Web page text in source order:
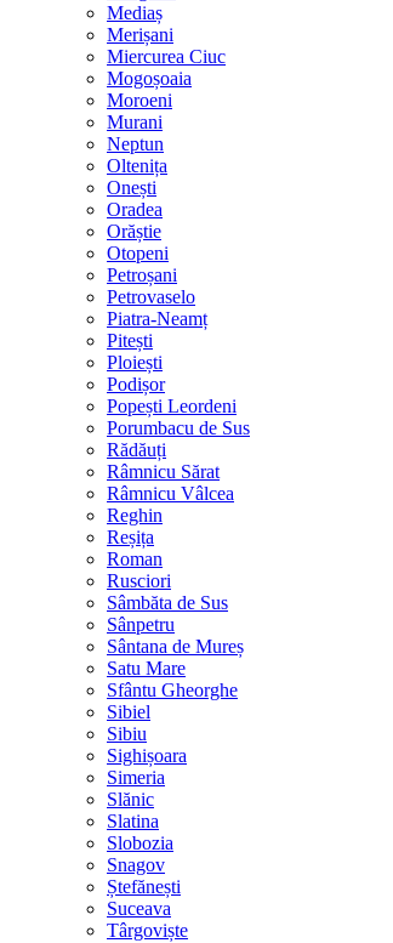
Mediaș
Merișani
Miercurea Ciuc
Mogoșoaia
Moroeni
Murani
Neptun
Oltenița
Onești
Oradea
Orăștie
Otopeni
Petroșani
Petrovaselo
Piatra-Neamț
Pitești
Ploiești
Podișor
Popești Leordeni
Porumbacu de Sus
Rădăuți
Râmnicu Sărat
Râmnicu Vâlcea
Reghin
Reșița
Roman
Rusciori
Sâmbăta de Sus
Sânpetru
Sântana de Mureș
Satu Mare
Sfântu Gheorghe
Sibiel
Sibiu
Sighișoara
Simeria
Slănic
Slatina
Slobozia
Snagov
Ștefănești
Suceava
Târgoviște